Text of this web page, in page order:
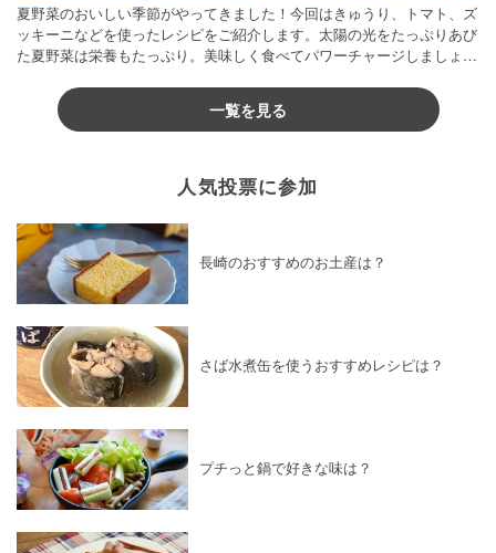
夏野菜のおいしい季節がやってきました！今回はきゅうり、トマト、ズ
ッキーニなどを使ったレシピをご紹介します。太陽の光をたっぷりあび
た夏野菜は栄養もたっぷり。美味しく食べてパワーチャージしましょう
一覧を見る
人気投票に参加
長崎のおすすめのお土産は？
さば水煮缶を使うおすすめレシピは？
プチっと鍋で好きな味は？